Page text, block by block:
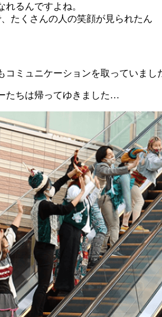
れるんですよね。
たくさんの人の笑顔が見られたん
コミュニケーションを取っていまし
たちは帰ってゆきました…